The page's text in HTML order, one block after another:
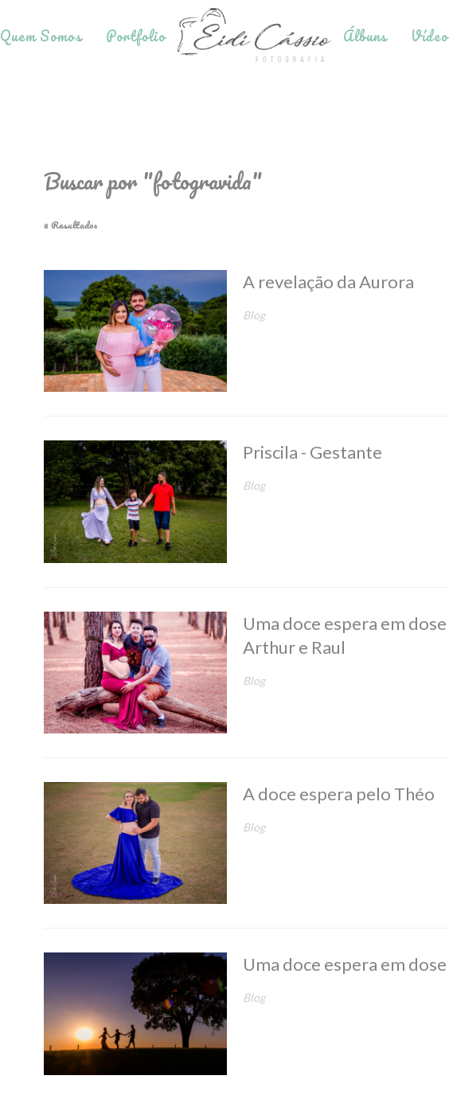
Quem Somos Portfolio Álbuns
Buscar por"fotogravida"
6Resultados
A revelação da Aurora
Blog
Priscila - Gestante
Blog
Uma doce espera em
Arthur e Raul
Blog
A doce espera pelo Théo
Blog
Uma doce espera em
Blog